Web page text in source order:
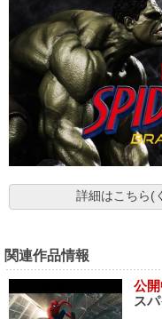
詳細はこちら(
関連作品情報
公開
ス